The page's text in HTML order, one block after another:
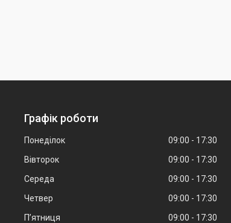
Графік роботи
Понеділок 09:00
17:30
Вівторок
09:00
17:30
Середа
09:00
17:30
Четвер
09:00
17:30
Пʼятниця
09:00
17:30